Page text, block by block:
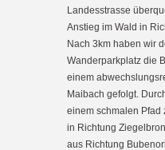
Landesstrasse
Anstieg im Wald in
Nach 3km haben wir
Wanderparkplatz die
einem
Maibach gefolgt.
einem schmalen Pfad
in Richtung
aus Richtung